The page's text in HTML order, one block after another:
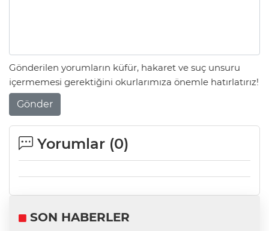
Gönderilen yorumların küfür, hakaret ve suç unsuru
içermemesi gerektiğini okurlarımıza önemle hatırlatırız!
Gönder
Yorumlar (0)
SON HABERLER